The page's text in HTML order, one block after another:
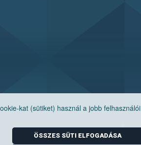
kat (sütiket) használ a jobb felhasználói
ÖSSZES SÜTI ELFOGADÁSA